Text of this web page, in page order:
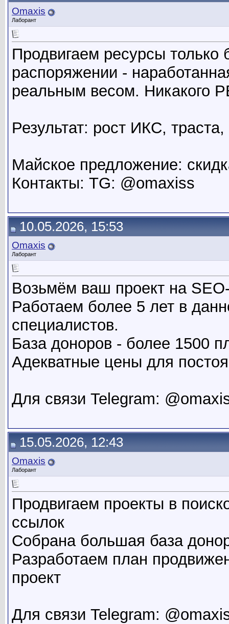
Omaxis
Лаборант
Продвигаем ресурсы
распоряжении -
реальным весом. Никакого
Результат: рост ИКС,
Майское предложение:
Контакты: TG: @omaxiss
10.05.2026, 15:53
Omaxis
Лаборант
Возьмём ваш проект на
Работаем более 5 лет в
специалистов.
База доноров - более 1500
Адекватные цены для
Для связи Telegram:
15.05.2026, 12:43
Omaxis
Лаборант
Продвигаем проекты в
ссылок
Собрана большая база
Разработаем план
проект
Для связи Telegram: